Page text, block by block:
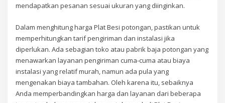
mendapatkan pesanan sesuai ukuran yang diinginkan.
Dalam menghitung harga Plat Besi potongan, pastikan untuk
memperhitungkan tarif pengiriman dan instalasi jika
diperlukan. Ada sebagian toko atau pabrik baja potongan yang
menawarkan layanan pengiriman cuma-cuma atau biaya
instalasi yang relatif murah, namun ada pula yang
mengenakan biaya tambahan. Oleh karena itu, sebaiknya
Anda memperbandingkan harga dan layanan dari beberapa